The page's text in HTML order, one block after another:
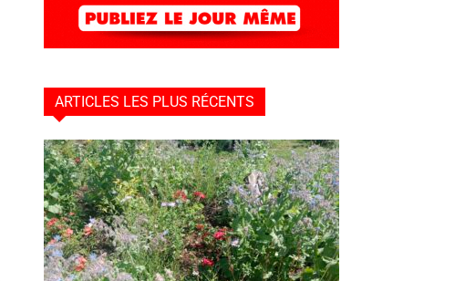
ARTICLES LES PLUS RÉCENTS